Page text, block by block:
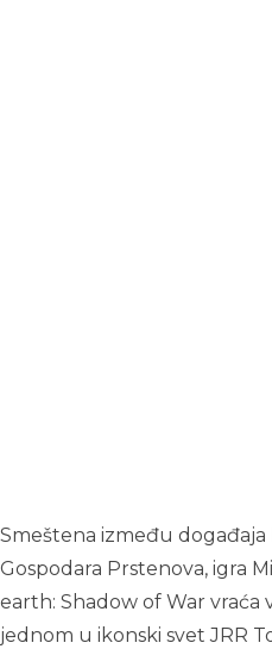
Smeštena između događaja
Gospodara Prstenova, igra
earth: Shadow of War vraća
jednom u ikonski svet JRR